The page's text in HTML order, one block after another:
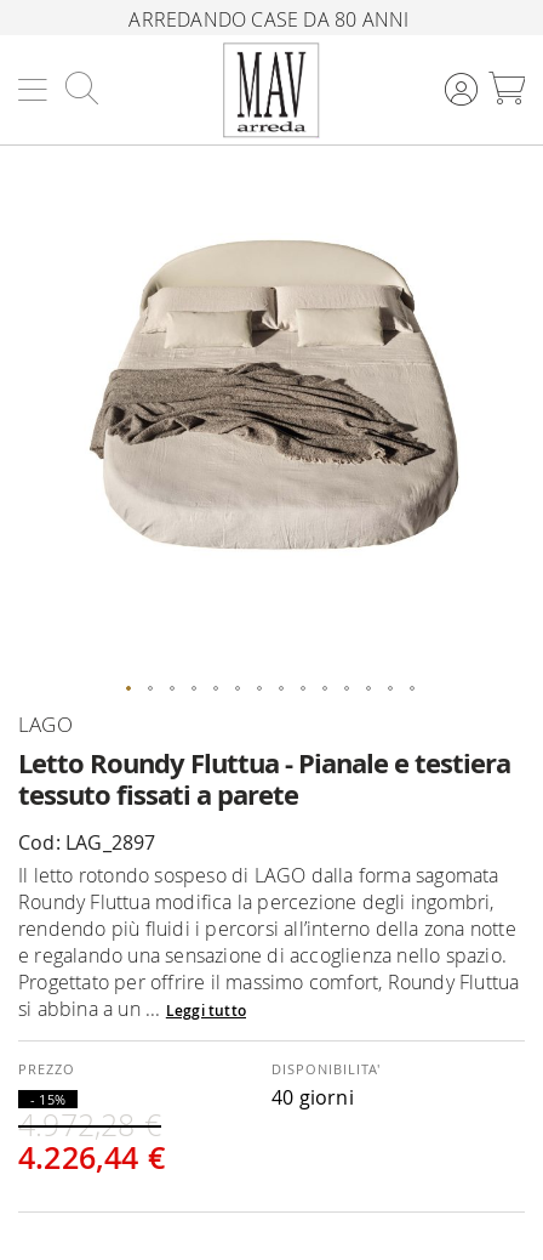
ARREDANDO CASE DA 80 ANNI
Letto Roundy Fluttua - Pianale e testiera
tessuto fissati a parete
LAGO
Cod: LAG_2897
Il letto rotondo sospeso di LAGO dalla forma sagomata
Roundy Fluttua modifica la percezione degli ingombri,
rendendo più fluidi i percorsi all’interno della zona notte
e regalando una sensazione di accoglienza nello spazio.
Progettato per offrire il massimo comfort, Roundy Fluttua
si abbina a un ... Leggi tutto
4.226,44 €
4.972,28 €
- 15%
DISPONIBILITA'
40 giorni
Vai
della
galleria
immagini